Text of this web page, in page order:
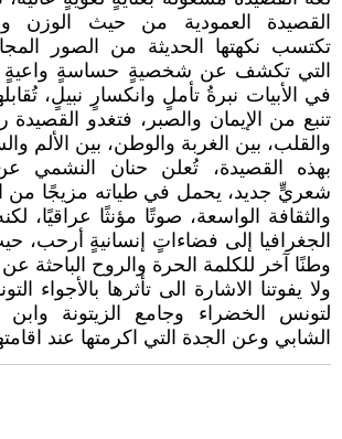
القصيدة العمودية من حيث الوزن
تكتسب نكهتها الحديثة من الصور
التي تكشف عن شخصيةٍ حساسةٍ واعيةٍ
في الأبيات نبرةُ تأملٍ وانكسارٍ نبيلٍ،
تنبع من الإيمان والصبر، فتغدو القصيدة
والقلب، بين الغربة والوطن، بين الألم
بهذه القصيدة، تُعلن حنان النشمي
شعريٍّ جديد، يحمل في طياته مزيجًا من
والثقافة الواسعة، صوتًا مؤنثًا عراقيًا،
الجغرافيا إلى فضاءاتٍ إنسانيةٍ أرحب،
وطنًا آخر للكلمة الحرة والروح الباحثة
ولا يفوتنا الاشارة الى تأثرها بالأجواء
لتونس الخضراء وجامع الزيتونة
الشابي وعن الجدة التي اكرمتها عند